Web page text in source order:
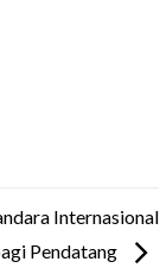
Internasional
Pendatang